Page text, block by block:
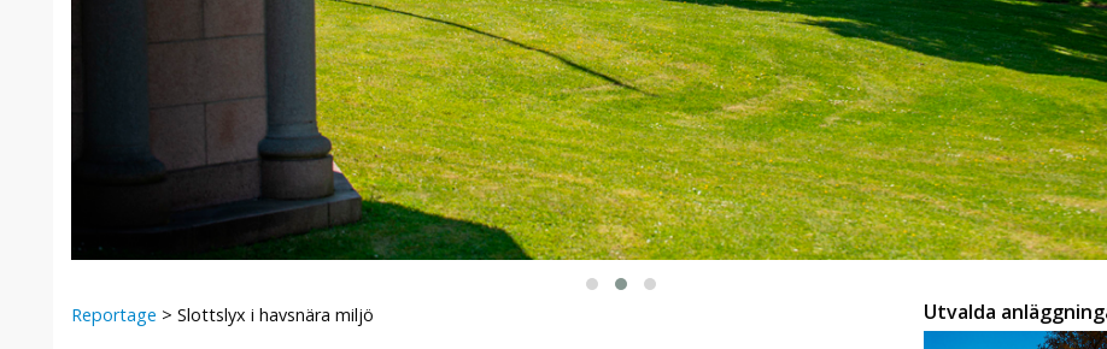
Reportage > Slottslyx i havsnära miljö Utvalda